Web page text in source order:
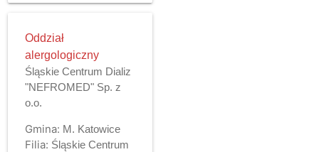
Oddział
alergologiczny
Śląskie Centrum Dializ
"NEFROMED" Sp. z
o.o.
Gmina: M. Katowice
Filia: Śląskie Centrum